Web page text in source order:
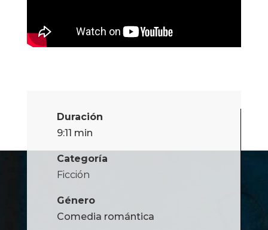
Duración
9:11 min
Categoría
Ficción
Género
Comedia romántica